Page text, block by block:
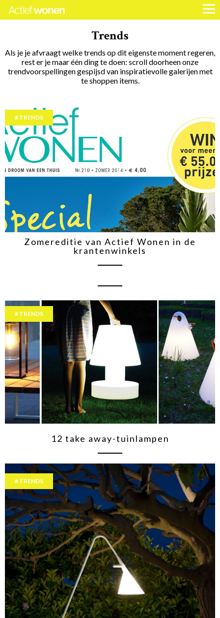
Trends
Als je je afvraagt welke trends op dit eigenste moment regeren,
rest er je maar één ding te doen: scroll doorheen onze
trendvoorspellingen gespijsd van inspiratievolle galerijen met
te shoppen items.
TRENDS
Zomereditie van Actief Wonen in de
krantenwinkels
TRENDS
12 take away-tuinlampen
TRENDS